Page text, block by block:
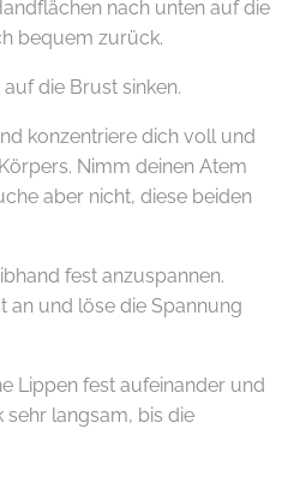
nach unten auf die
bequem zurück.
die Brust sinken.
konzentriere dich voll und
Nimm deinen Atem
aber nicht, diese beiden
fest anzuspannen.
an und löse die Spannung
Lippen fest aufeinander und
langsam, bis die